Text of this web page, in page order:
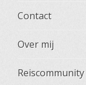
Contact
Over mij
Reiscommunity